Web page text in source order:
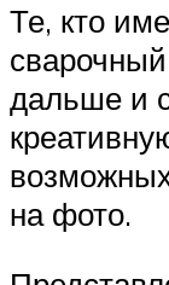
Те, кто
дальше и
на фото.